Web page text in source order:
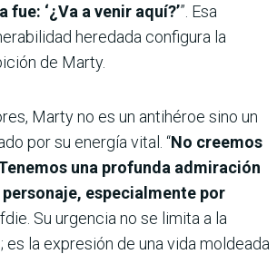
‘¿Va a venir aquí?’”. Esa
heredada configura la
de Marty.
Marty no es un antihéroe sino un
por su energía vital. “No creemos
una profunda admiración
especialmente por
Su urgencia no se limita a la
es la expresión de una vida moldeada